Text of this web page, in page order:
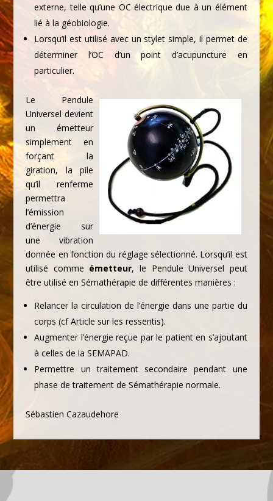
externe, telle qu’une OC électrique due à un élément
lié à la géobiologie.
Lorsqu’il est utilisé avec un stylet simple, il permet de
déterminer l’OC d’un point d’acupuncture en
particulier.
Le Pendule
Universel devient
un émetteur
simplement en
forçant la
giration, la pile
qu’il renferme
permettra
l’émission
d’énergie sur
une vibration
donnée en fonction du réglage sélectionné. Lorsqu’il est
utilisé comme émetteur, le Pendule Universel peut
être utilisé en Sémathérapie de différentes manières :
Relancer la circulation de l’énergie dans une partie du
corps (cf Article sur les ressentis).
Augmenter l’énergie reçue par le patient en s’ajoutant
à celles de la SEMAPAD.
Permettre un traitement secondaire pendant une
phase de traitement de Sémathérapie normale.
Sébastien Cazaudehore